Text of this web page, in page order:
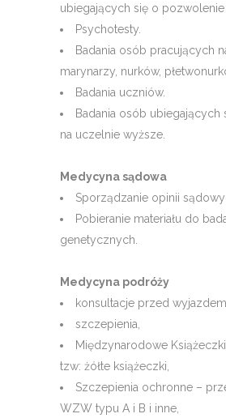
ubiegających się o pozwolenie
Psychotesty.
Badania osób pracujących
marynarzy, nurków,
Badania uczniów.
Badania osób ubiegających
na uczelnie wyższe.
Medycyna sądowa
Sporządzanie opinii
Pobieranie materiału do
genetycznych.
Medycyna podróży
konsultacje przed wyjazdem,
szczepienia,
Międzynarodowe
tzw: żółte książeczki,
Szczepienia ochronne –
WZW typu A i B i inne,